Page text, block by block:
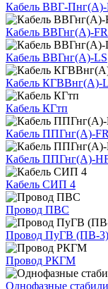
Кабель ВВГ-Пнг(А)-
Кабель ВВГнг(А)-
Кабель ВВГнг(А)-LS
Кабель КГВВнг(А)-
Кабель КГтп
Кабель ППГнг(А)-
Кабель ППГнг(А)-
Кабель СИП 4
Провод ПВС
Провод ПуГВ (ПВ-3)
Провод РКГМ
Однофазные